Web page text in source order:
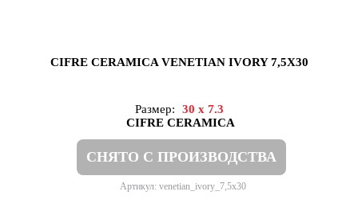
CIFRE CERAMICA VENETIAN IVORY 7,5X30
Размер:
30 x 7.3
CIFRE CERAMICA
СНЯТО С ПРОИЗВОДСТВА
Артикул: venetian_ivory_7,5x30